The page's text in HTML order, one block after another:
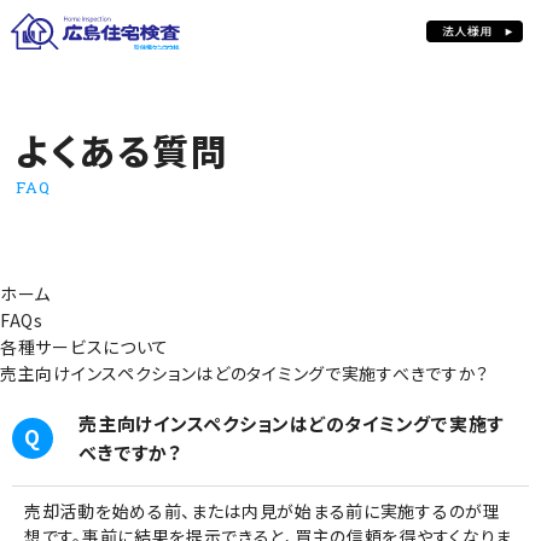
よくある質問
よくある質問
FAQ
ホーム
FAQs
各種サービスについて
売主向けインスペクションはどのタイミングで実施すべきですか？
売主向けインスペクションはどのタイミングで実施す
べきですか？
売却活動を始める前、または内見が始まる前に実施するのが理
想です。事前に結果を提示できると、買主の信頼を得やすくなりま